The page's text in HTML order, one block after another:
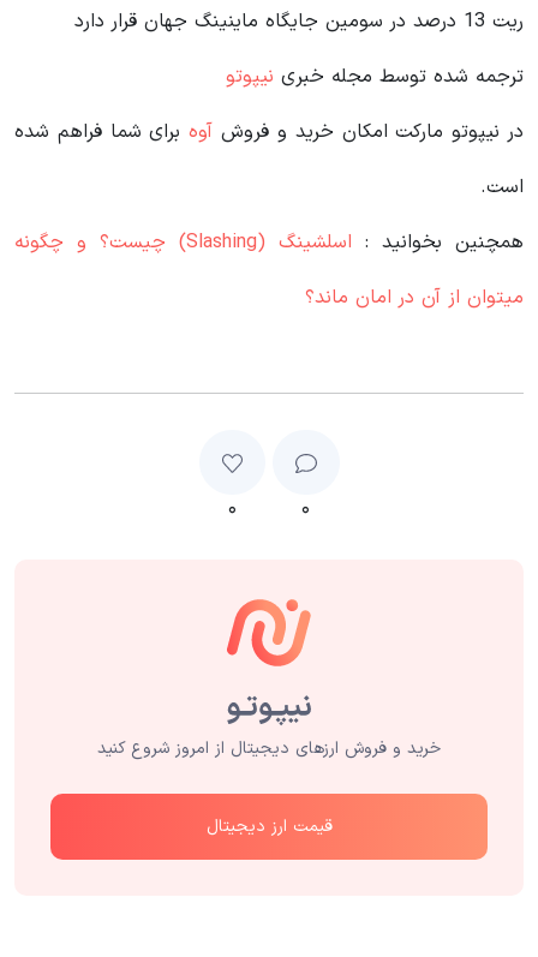
ریت 13 درصد در سومین جایگاه ماینینگ جهان قرار دارد
ترجمه شده توسط مجله خبری نیپوتو
در نیپوتو مارکت امکان خرید و فروش آوهبرای شما فراهم شده
است.
همچنین بخوانید :
اسلشینگ (Slashing) چیست؟ و چگونه
میتوان از آن در امان ماند؟
۰ ۰
خرید و فروش ارزهای دیجیتال از امروز شروع کنید
قیمت ارز دیجیتال